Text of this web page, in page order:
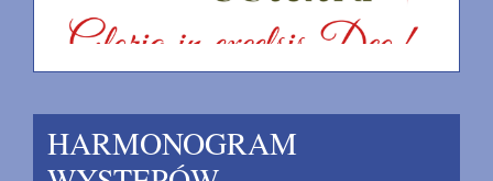
HARMONOGRAM